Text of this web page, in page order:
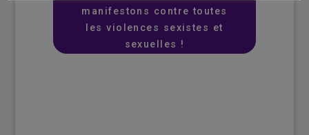
manifestons contre toutes
les violences sexistes et
sexuelles !